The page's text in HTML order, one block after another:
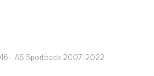
, A5 Sportback 2007-2022